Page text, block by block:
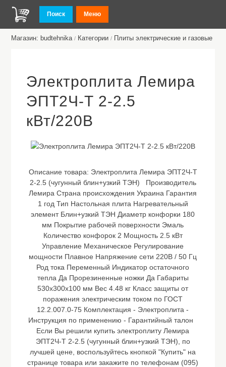
Поиск Меню
Магазин: budtehnika / Категории / Плиты электрические и газовые
Электроплита Лемира
ЭПТ2Ч-Т 2-2.5
кВт/220В
Описание товара: Электроплита Лемира ЭПТ2Ч-Т
2-2.5 (чугунный блин+узкий ТЭН) Производитель
Лемира Страна происхождения Украина Гарантия
1 год Тип Настольная плита Нагревательный
элемент Блин+узкий ТЭН Диаметр конфорки 180
мм Покрытие рабочей поверхности Эмаль
Количество конфорок 2 Мощность 2.5 кВт
Управление Механическое Регулирование
мощности Плавное Напряжение сети 220В / 50 Гц
Род тока Переменный Индикатор остаточного
тепла Да Прорезиненные ножки Да Габариты
530х300х100 мм Вес 4.48 кг Класс защиты от
поражения электрическим током по ГОСТ
12.2.007.0-75 Комплектация - Электроплита -
Инструкция по применению - Гарантийный талон
Если Вы решили купить электроплиту Лемира
ЭПТ2Ч-Т 2-2.5 (чугунный блин+узкий ТЭН), по
лучшей цене, воспользуйтесь кнопкой "Купить" на
странице товара или закажите по телефонам (095)